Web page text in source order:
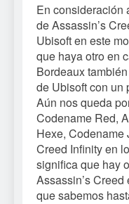
En consideración
de Assassin’s
Ubisoft en este
que haya otro en
Bordeaux
de Ubisoft con un
Aún nos queda
Codename Red,
Hexe, Codename
Creed Infinity en
significa que hay
Assassin’s
que sabemos